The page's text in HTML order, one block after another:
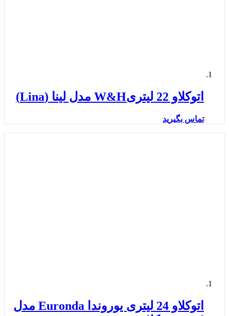
اتوکلاو 22 لیتریW&H مدل لینا (Lina)
تماس بگیرید
اتوکلاو 24 لیتری یوروندا Euronda مدل